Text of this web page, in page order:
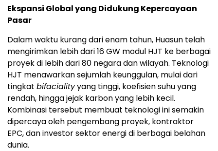
Ekspansi Global yang Didukung Kepercayaan
Pasar
Dalam waktu kurang dari enam tahun, Huasun telah
mengirimkan lebih dari 16 GW modul HJT ke berbagai
proyek di lebih dari 80 negara dan wilayah. Teknologi
HJT menawarkan sejumlah keunggulan, mulai dari
tingkat bifacialityyang tinggi, koefisien suhu yang
rendah, hingga jejak karbon yang lebih kecil.
Kombinasi tersebut membuat teknologi ini semakin
dipercaya oleh pengembang proyek, kontraktor
EPC, dan investor sektor energi di berbagai belahan
dunia.